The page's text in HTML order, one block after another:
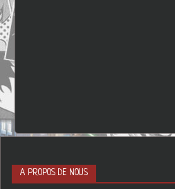
A PROPOS DE NOUS